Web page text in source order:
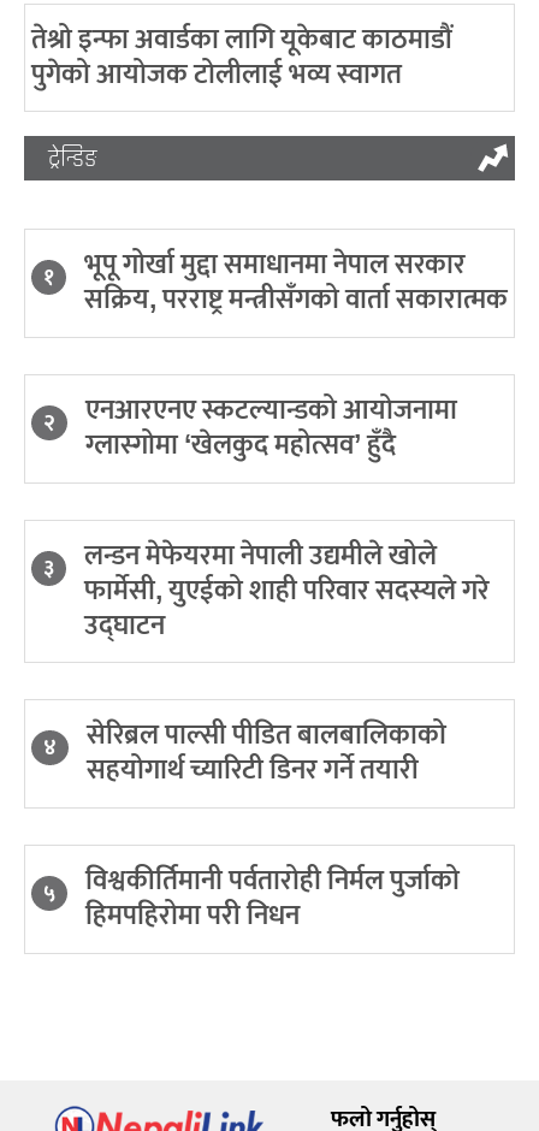
तेश्रो इन्फा अवार्डका लागि यूकेबाट काठमाडौं
पुगेको आयोजक टोलीलाई भव्य स्वागत
ट्रेन्डिङ
१ भूपू गोर्खा मुद्दा समाधानमा नेपाल सरकार
सक्रिय, परराष्ट्र मन्त्रीसँगको वार्ता सकारात्मक
२ एनआरएनए स्कटल्यान्डको आयोजनामा
ग्लास्गोमा ‘खेलकुद महोत्सव’ हुँदै
३ लन्डन मेफेयरमा नेपाली उद्यमीले खोले
फार्मेसी, युएईको शाही परिवार सदस्यले गरे
उद्घाटन
४ सेरिब्रल पाल्सी पीडित बालबालिकाको
सहयोगार्थ च्यारिटी डिनर गर्ने तयारी
५ विश्वकीर्तिमानी पर्वतारोही निर्मल पुर्जाको
हिमपहिरोमा परी निधन
फलो गर्नुहोस्